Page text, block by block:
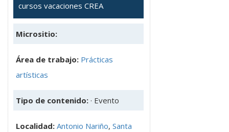
cursos vacaciones CREA
Micrositio:
Área de trabajo: Prácticas
artísticas
Tipo de contenido: · Evento
Localidad: Antonio Nariño, Santa